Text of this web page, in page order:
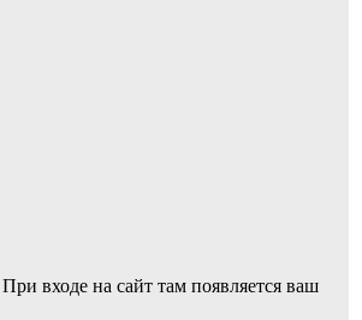
входе на сайт там появляется ваш